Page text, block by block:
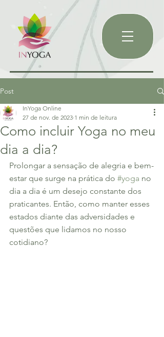
Post
Como incluir Yoga no meu
dia a dia?
InYoga Online
27 de nov. de 2023 1 min de leitura
Prolongar a sensação de alegria e bem-
estar que surge na prática do #yoga no
dia a dia é um desejo constante dos
praticantes. Então, como manter esses
estados diante das adversidades e
questões que lidamos no nosso
cotidiano?